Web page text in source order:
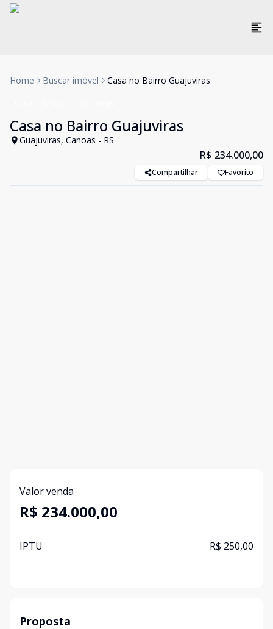
Home Buscar imóvel Casa no Bairro Guajuviras
Casa no Bairro Guajuviras
Guajuviras, Canoas - RS
R$ 234.000,00
Compartilhar Favorito
Valor venda
R$ 234.000,00
IPTU R$ 250,00
Proposta